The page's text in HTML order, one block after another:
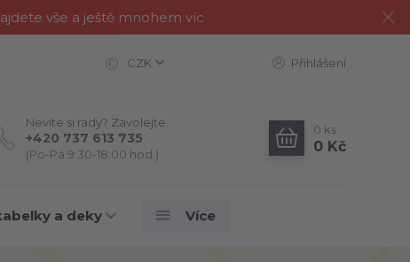
vše a ještě mnohem víc
CZK Přihlášení
Nevíte si rady? Zavolejte.
+420 737 613 735
(Po-Pá 9:30-18:00 hod.)
0 ks
0 Kč
a deky Více